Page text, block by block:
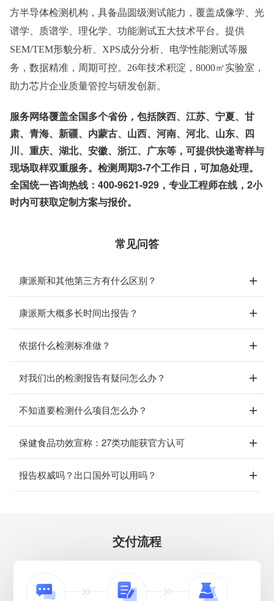
方半导体检测机构，具备晶圆级测试能力，覆盖成像学、光
谱学、质谱学、理化学、功能测试五大技术平台。提供
SEM/TEM形貌分析、XPS成分分析、电学性能测试等服
务，数据精准，周期可控。 26年技术积淀，8000㎡实验室，
助力芯片企业质量管控与研发创新。
服务网络覆盖全国多个省份，包括陕西、江苏、宁夏、甘
肃、青海、新疆、内蒙古、山西、河南、河北、山东、四
川、重庆、湖北、安徽、浙江、广东等，可提供快递寄样与
现场取样双重服务。检测周期3-7个工作日，可加急处理。
全国统一咨询热线：400-9621-929，专业工程师在线，2小
时内可获取定制方案与报价。
常见问答
康派斯和其他第三方有什么区别？
康派斯大概多长时间出报告？
依据什么检测标准做？
对我们出的检测报告有疑问怎么办？
不知道要检测什么项目怎么办？
保健食品功效宣称：27类功能获官方认可
报告权威吗？出口国外可以用吗？
交付流程